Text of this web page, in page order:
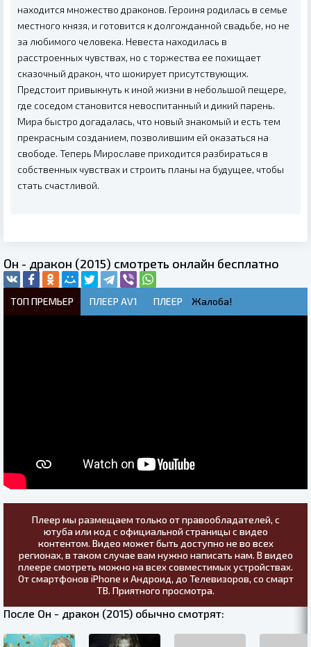
находится множество драконов. Героиня родилась в семье
местного князя, и готовится к долгожданной свадьбе, но не
за любимого человека. Невеста находилась в
расстроенных чувствах, но с торжества ее похищает
сказочный дракон, что шокирует присутствующих.
Предстоит привыкнуть к иной жизни в небольшой пещере,
где соседом становится невоспитанный и дикий парень.
Мира быстро догадалась, что новый знакомый и есть тем
прекрасным созданием, позволившим ей оказаться на
свободе. Теперь Мирославе приходится разбираться в
собственных чувствах и строить планы на будущее, чтобы
стать счастливой.
Он - дракон (2015) смотреть онлайн бесплатно
ТОП ПРЕМЬЕР ПЛЕЕР AV1 ПЛЕЕР Жалоба!
Плеер мы размещаем только от правообладателей, с
ютуба или код с официальной страницы с видео
контентом. Видео может быть доступно не во всех
регионах, в таком случае вам нужно написать нам. В видео
плеере смотреть можно на всех совместимых устройствах.
От смартфонов iPhone и Андроид, до Телевизоров, со смарт
ТВ. Приятного просмотра.
После Он - дракон (2015) обычно смотрят: